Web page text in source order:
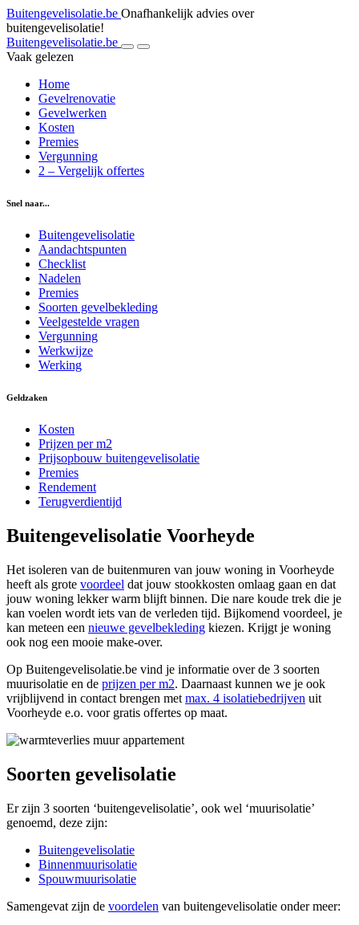
Buitengevelisolatie.be Onafhankelijk advies over
buitengevelisolatie!
Buitengevelisolatie.be
Vaak gelezen
Home
Gevelrenovatie
Gevelwerken
Kosten
Premies
Vergunning
2 – Vergelijk offertes
Snel naar...
Buitengevelisolatie
Aandachtspunten
Checklist
Nadelen
Premies
Soorten gevelbekleding
Veelgestelde vragen
Vergunning
Werkwijze
Werking
Geldzaken
Kosten
Prijzen per m2
Prijsopbouw buitengevelisolatie
Premies
Rendement
Terugverdientijd
Buitengevelisolatie Voorheyde
Het isoleren van de buitenmuren van jouw woning in Voorheyde
heeft als grote voordeel dat jouw stookkosten omlaag gaan en dat
jouw woning lekker warm blijft binnen. Die nare koude trek die je
kan voelen wordt iets van de verleden tijd. Bijkomend voordeel, je
kan meteen een nieuwe gevelbekleding kiezen. Krijgt je woning
ook nog een mooie make-over.
Op Buitengevelisolatie.be vind je informatie over de 3 soorten
muurisolatie en de prijzen per m2. Daarnaast kunnen we je ook
vrijblijvend in contact brengen met max. 4 isolatiebedrijven uit
Voorheyde e.o. voor gratis offertes op maat.
Soorten gevelisolatie
Er zijn 3 soorten ‘buitengevelisolatie’, ook wel ‘muurisolatie’
genoemd, deze zijn:
Buitengevelisolatie
Binnenmuurisolatie
Spouwmuurisolatie
Samengevat zijn de voordelen van buitengevelisolatie onder meer: